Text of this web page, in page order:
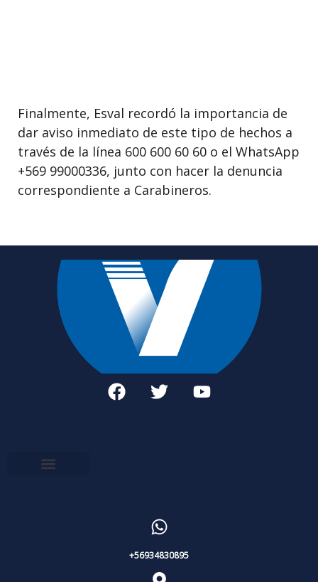
Finalmente, Esval recordó la importancia de
dar aviso inmediato de este tipo de hechos a
través de la línea 600 600 60 60 o el WhatsApp
+569 99000336, junto con hacer la denuncia
correspondiente a Carabineros.
+56934830895